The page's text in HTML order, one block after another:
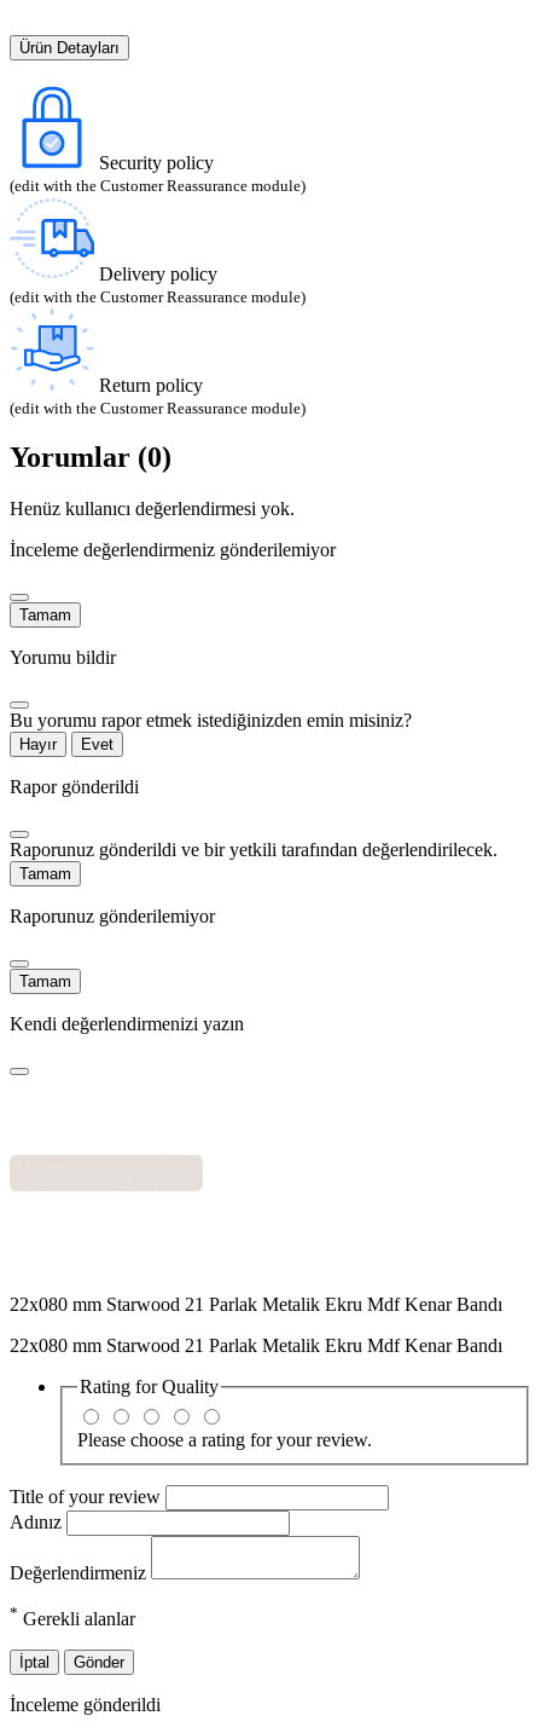
Ürün Detayları
Security policy
(edit with the Customer Reassurance module)
Delivery policy
(edit with the Customer Reassurance module)
Return policy
(edit with the Customer Reassurance module)
Yorumlar (0)
Henüz kullanıcı değerlendirmesi yok.
İnceleme değerlendirmeniz gönderilemiyor
Tamam
Yorumu bildir
Bu yorumu rapor etmek istediğinizden emin misiniz?
Hayır Evet
Rapor gönderildi
Raporunuz gönderildi ve bir yetkili tarafından değerlendirilecek.
Tamam
Raporunuz gönderilemiyor
Tamam
Kendi değerlendirmenizi yazın
22x080 mm Starwood 21 Parlak Metalik Ekru Mdf Kenar Bandı
22x080 mm Starwood 21 Parlak Metalik Ekru Mdf Kenar Bandı
Rating forQuality
Please choose a rating for your review.
Title of your review
Adınız
Değerlendirmeniz
* Gerekli alanlar
İptal Gönder
İnceleme gönderildi